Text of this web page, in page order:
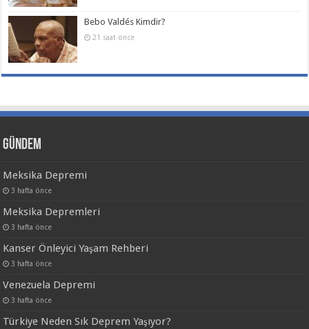
Bebo Valdés Kimdir?
21 saat önce
Gündem
Meksika Depremi
3 hafta önce
Meksika Depremleri
3 hafta önce
Kanser Önleyici Yaşam Rehberi
3 hafta önce
Venezuela Depremi
3 hafta önce
Türkiye Neden Sık Deprem Yaşıyor?